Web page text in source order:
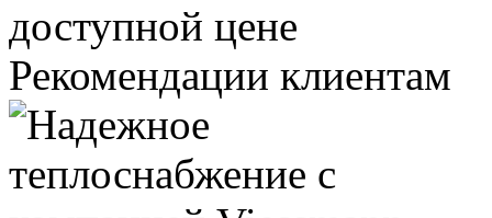
Рекомендации клиентам